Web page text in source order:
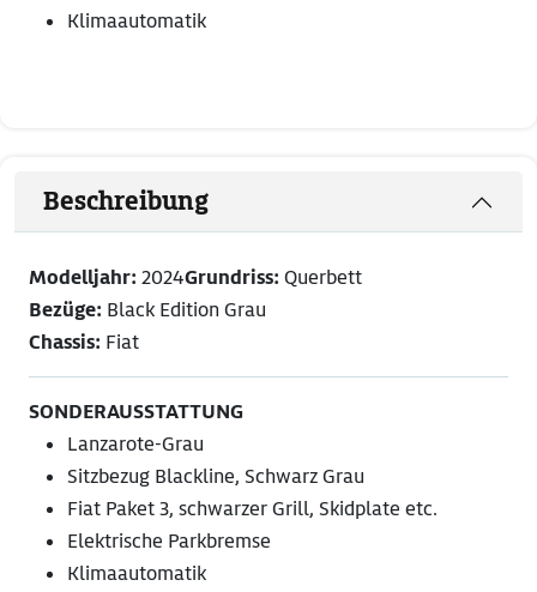
Klimaautomatik
Beschreibung
Modelljahr: 2024Grundriss: Querbett
Bezüge: Black Edition Grau
Chassis: Fiat
SONDERAUSSTATTUNG
Lanzarote-Grau
Sitzbezug Blackline, Schwarz Grau
Fiat Paket 3, schwarzer Grill, Skidplate etc.
Elektrische Parkbremse
Klimaautomatik